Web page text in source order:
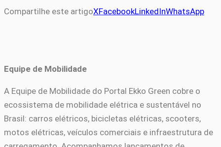
Compartilhe este artigoXFacebookLinkedInWhatsApp
Equipe de Mobilidade
A Equipe de Mobilidade do Portal Ekko Green cobre o
ecossistema de mobilidade elétrica e sustentável no
Brasil: carros elétricos, bicicletas elétricas, scooters,
motos elétricas, veículos comerciais e infraestrutura de